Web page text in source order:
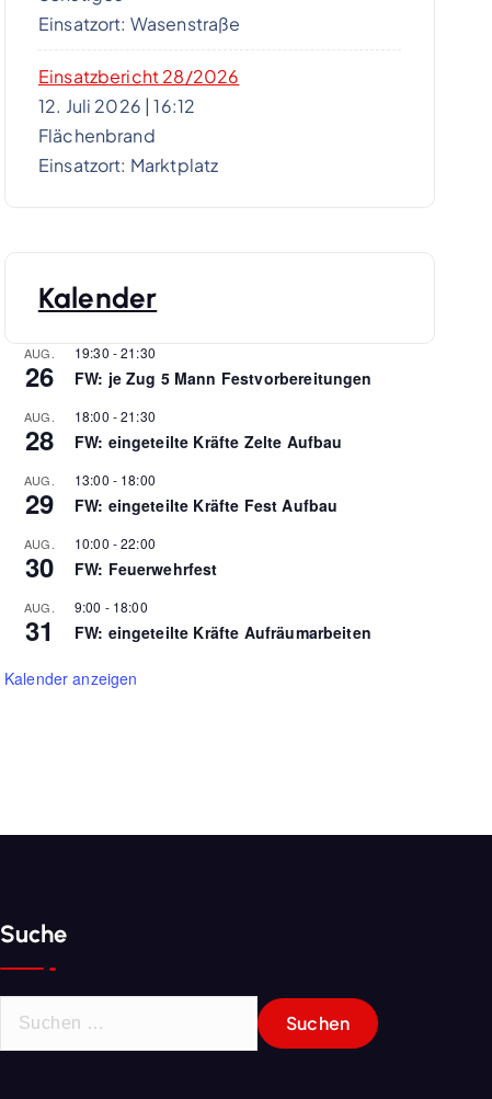
Einsatzort: Wasenstraße
Einsatzbericht 28/2026
12. Juli 2026 |16:12
Flächenbrand
Einsatzort: Marktplatz
Kalender
AUG.
26
19:30 -21:30
FW: je Zug 5 Mann Festvorbereitungen
AUG.
28
18:00 -21:30
FW: eingeteilte Kräfte Zelte Aufbau
AUG.
29
13:00 - 18:00
FW: eingeteilte Kräfte Fest Aufbau
AUG.
30
10:00 -22:00
FW: Feuerwehrfest
AUG.
31
9:00 - 18:00
FW: eingeteilte Kräfte Aufräumarbeiten
Kalender anzeigen
Suche